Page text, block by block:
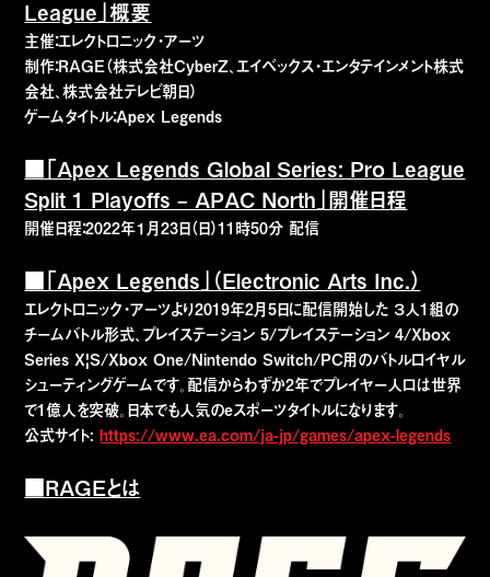
League」概要
主催：エレクトロニック・アーツ
制作：RAGE（株式会社CyberZ、エイベックス・エンタテインメント株式
会社、株式会社テレビ朝日）
ゲームタイトル：Apex Legends
■「Apex Legends Global Series: Pro League
Split 1 Playoffs – APAC North」開催日程
開催日程：2022年１月23日（日）11時50分 配信
■「Apex Legends」（Electronic Arts Inc.）
エレクトロニック・アーツより2019年2月5日に配信開始した ３人1組の
チームバトル形式、プレイステーション 5/プレイステーション 4/Xbox
Series X|S/Xbox One/Nintendo Switch/PC用のバトルロイヤル
シューティングゲームです。配信からわずか2年でプレイヤー人口は世界
で1億人を突破。日本でも人気のeスポーツタイトルになります。
公式サイト: https://www.ea.com/ja-jp/games/apex-legends
■RAGEとは